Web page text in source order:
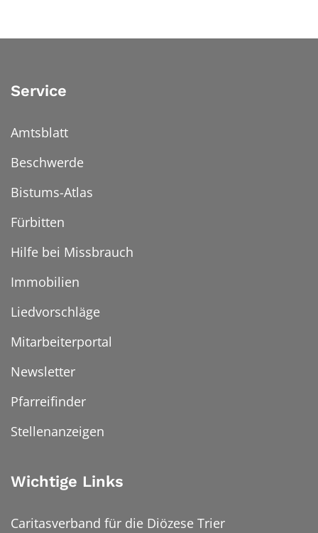
Service
Amtsblatt
Beschwerde
Bistums-Atlas
Fürbitten
Hilfe bei Missbrauch
Immobilien
Liedvorschläge
Mitarbeiterportal
Newsletter
Pfarreifinder
Stellenanzeigen
Wichtige Links
Caritasverband für die Diözese Trier